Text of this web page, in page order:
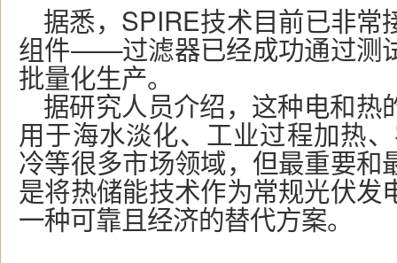
据悉，SPIRE技术目前已非常
组件——过滤器已经成功通过测
批量化生产。
据研究人员介绍，这种电和热
用于海水淡化、工业过程加热
冷等很多市场领域，但最重要和
是将热储能技术作为常规光伏发
一种可靠且经济的替代方案。